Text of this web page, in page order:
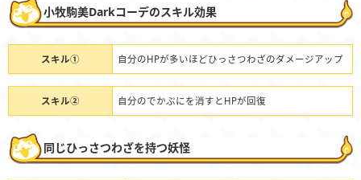
小牧駒美Darkコーデのスキル効果
スキル① 自分のHPが多いほどひっさつわざのダメージアップ
スキル② 自分のでかぷにを消すとHPが回復
同じひっさつわざを持つ妖怪